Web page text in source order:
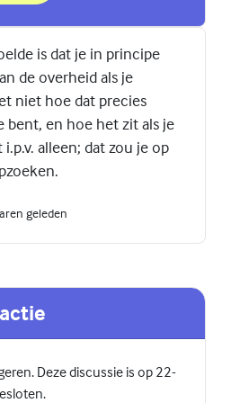
is dat je in principe
de overheid als je
niet hoe dat precies
bent, en hoe het zit als je
alleen; dat zou je op
geleden
Deze discussie is op 22-